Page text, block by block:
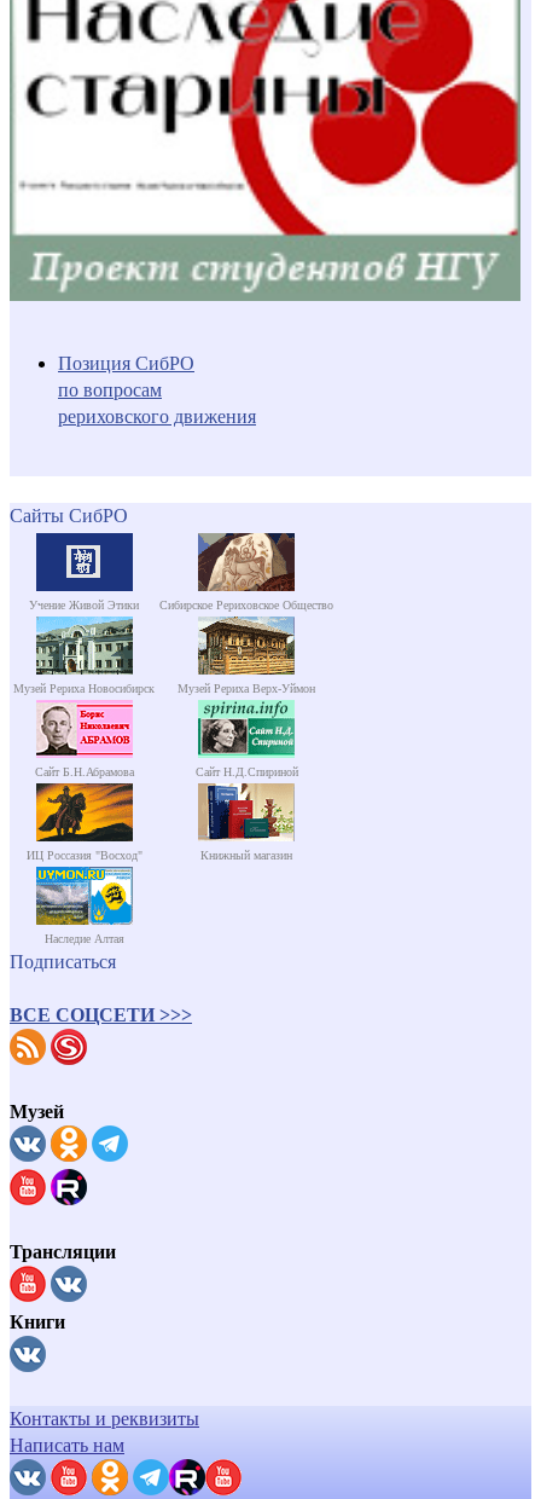
Позиция СибРО
по вопросам
рериховского движения
Сайты СибРО
Учение Живой Этики Сибирское Рериховское Общество
Музей Рериха Новосибирск Музей Рериха Верх-Уймон
Сайт Б.Н.Абрамова Сайт Н.Д.Спириной
ИЦ Россазия "Восход" Книжный магазин
Наследие Алтая
Подписаться
ВСЕ СОЦСЕТИ >>>
Музей
Трансляции
Книги
Контакты и реквизиты
Написать нам